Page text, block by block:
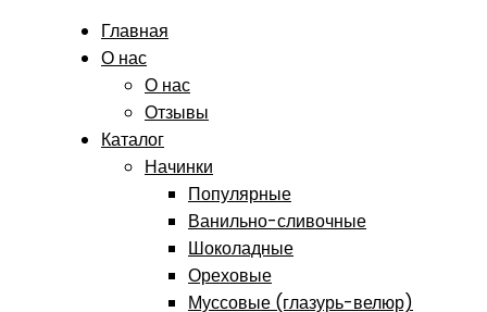
Главная
О нас
О нас
Отзывы
Каталог
Начинки
Популярные
Ванильно-сливочные
Шоколадные
Ореховые
Муссовые (глазурь-велюр)